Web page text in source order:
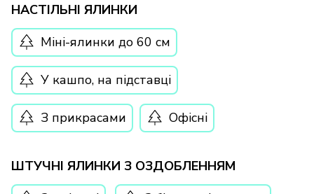
Офісні
З прикрасами
У кашпо, на підставці
Міні-ялинки до 60 см
НАСТІЛЬНІ ЯЛИНКИ
ШТУЧНІ ЯЛИНКИ З ОЗДОБЛЕННЯМ